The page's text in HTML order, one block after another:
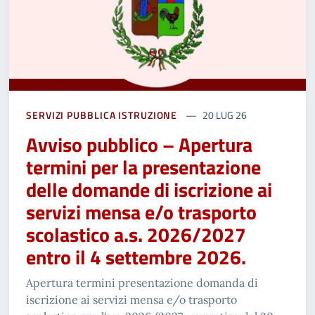
SERVIZI PUBBLICA ISTRUZIONE 20 LUG 26
Avviso pubblico – Apertura
termini per la presentazione
delle domande di iscrizione ai
servizi mensa e/o trasporto
scolastico a.s. 2026/2027
entro il 4 settembre 2026.
Apertura termini presentazione domanda di
iscrizione ai servizi mensa e/o trasporto